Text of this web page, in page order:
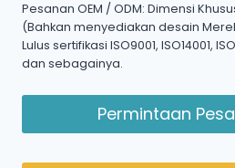
Pesanan OEM / ODM: Dimensi
(Bahkan menyediakan desain
Lulus sertifikasi ISO9001, ISO14001,
dan sebagainya.
Permintaan